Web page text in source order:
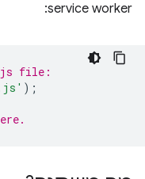
service worker:
file:
);